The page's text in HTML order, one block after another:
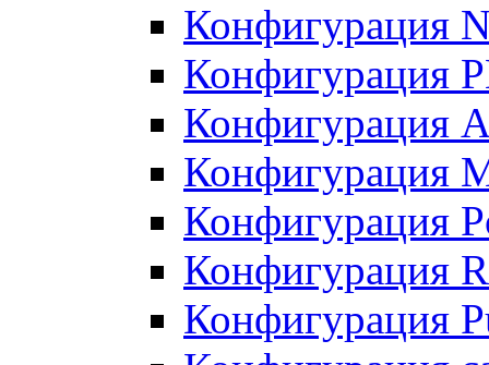
Конфигурация
Конфигурация
Конфигурация
Конфигурация
Конфигурация
Конфигурация
Конфигурация